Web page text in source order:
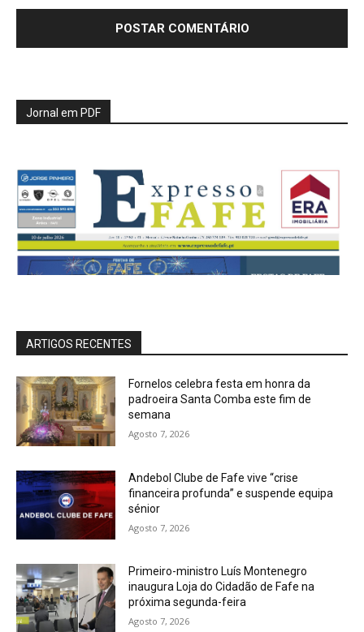
Jornal em PDF
ARTIGOS RECENTES
Fornelos celebra festa em honra da
padroeira Santa Comba este fim de
semana
Agosto 7, 2026
Andebol Clube de Fafe vive “crise
financeira profunda” e suspende equipa
sénior
Agosto 7, 2026
Primeiro-ministro Luís Montenegro
inaugura Loja do Cidadão de Fafe na
próxima segunda-feira
Agosto 7, 2026